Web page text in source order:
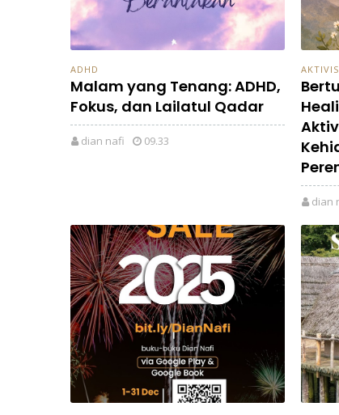
ADHD
Malam yang Tenang: ADHD,
Fokus, dan Lailatul Qadar
dian nafi 09.33
dian